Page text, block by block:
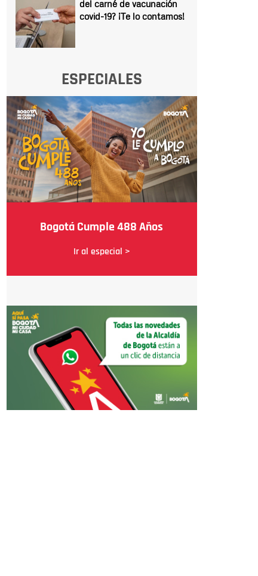
del carné de vacunación
covid-19? ¡Te lo contamos!
ESPECIALES
Bogotá Cumple 488 Años
Ir al especial >